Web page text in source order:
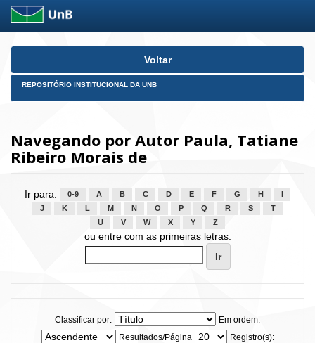
Skip
Voltar
REPOSITÓRIO INSTITUCIONAL DA UNB
Navegando por Autor Paula, Tatiane
Ribeiro Morais de
Ir para: 0-9 A B C D E F G H
J
K L M N O P Q R S
T
U
V W X Y Z
ou entre com as primeiras letras:
Classificar por:
Em ordem:
Resultados/Página
Registro(s):